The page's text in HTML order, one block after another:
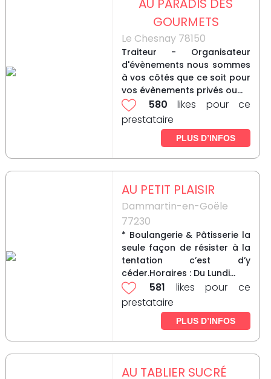
AU PARADIS DES
GOURMETS
Le Chesnay 78150
Traiteur - Organisateur
d'évènements nous sommes
à vos côtés que ce soit pour
vos évènements privés ou...
580 likes pour ce
prestataire
PLUS D’INFOS
AU PETIT PLAISIR
Dammartin-en-Goële
77230
* Boulangerie & Pâtisserie la
seule façon de résister à la
tentation c’est d’y
céder.Horaires : Du Lundi...
581 likes pour ce
prestataire
PLUS D’INFOS
AU TABLIER SUCRÉ